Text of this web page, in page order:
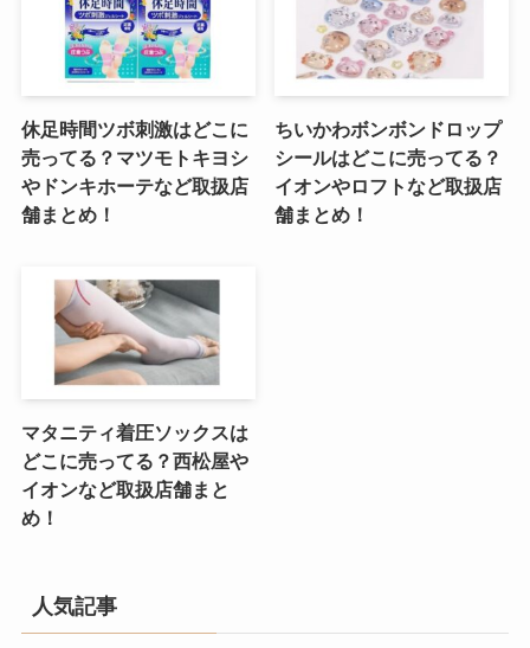
休足時間ツボ刺激はどこに
売ってる？マツモトキヨシ
やドンキホーテなど取扱店
舗まとめ！
ちいかわボンボンドロップ
シールはどこに売ってる？
イオンやロフトなど取扱店
舗まとめ！
マタニティ着圧ソックスは
どこに売ってる？西松屋や
イオンなど取扱店舗まと
め！
人気記事